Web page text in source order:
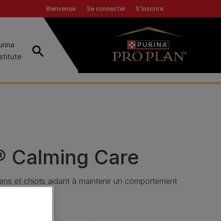
Bienvenue Header top
Se connecter S'inscrire
Recherche
Calming Care
et chiots aidant à maintenir un comportement